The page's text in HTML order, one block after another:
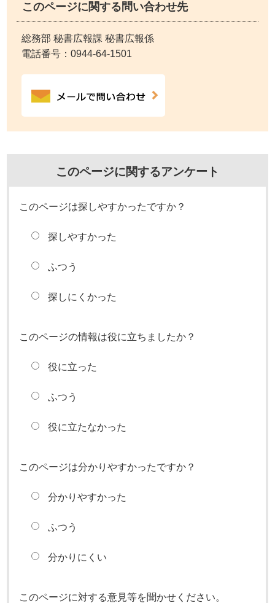
このページに関する問い合わせ先
総務部 秘書広報課 秘書広報係
電話番号：0944-64-1501
このページに関するアンケート
このページは探しやすかったですか？
探しやすかった
ふつう
探しにくかった
このページの情報は役に立ちましたか？
役に立った
ふつう
役に立たなかった
このページは分かりやすかったですか？
分かりやすかった
ふつう
分かりにくい
このページに対する意見等を聞かせください。